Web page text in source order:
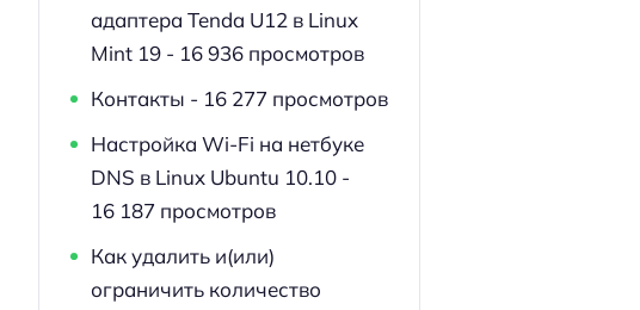
адаптера Tenda U12 в Linux
Mint 19- 16 936 просмотров
Контакты - 16 277 просмотров
Настройка Wi-Fi на нетбуке
DNS в Linux Ubuntu 10.10-
16 187 просмотров
Как удалить и(или)
ограничить количество